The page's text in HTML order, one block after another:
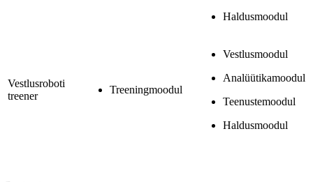
Haldusmoodul
Vestlusroboti
treener
Treeningmoodul
Vestlusmoodul
Analüütikamoodul
Teenustemoodul
Haldusmoodul